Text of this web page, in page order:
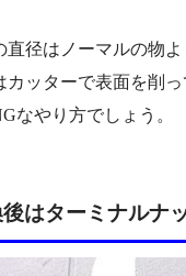
直径はノーマルの物
カッターで表面を削
なやり方でしょう。
はターミナルナ